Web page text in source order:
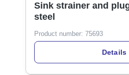
Sink strainer and
steel
Product number: 75693
Details